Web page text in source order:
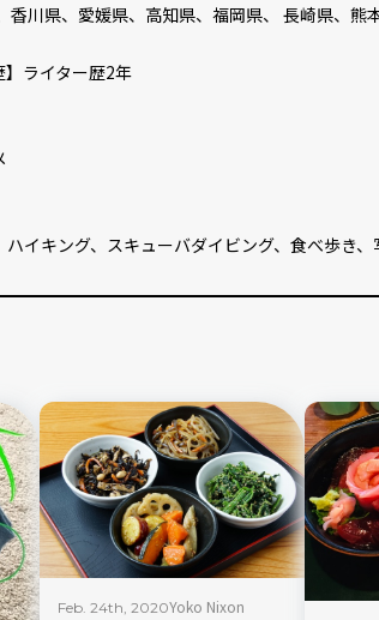
香川県、愛媛県、高知県、福岡県、 長崎県、熊
】ライター歴2年
ハイキング、スキューバダイビング、食べ歩き
Feb. 24th, 2020Yoko Nixon